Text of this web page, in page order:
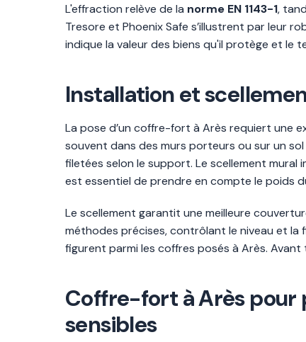
L'effraction relève de la norme EN 1143-1,
Tresore et Phoenix Safe s’illustrent par leur
indique la valeur des biens qu'il protège et le
Installation et
La pose d’un coffre-fort à Arès requiert une
souvent dans des murs porteurs ou sur un
filetées selon le support. Le scellement mural
est essentiel de prendre en compte le poids
Le scellement garantit une meilleure
méthodes précises, contrôlant le niveau et la
figurent parmi les coffres posés à Arès.
Coffre-fort à Arès pour
sensibles